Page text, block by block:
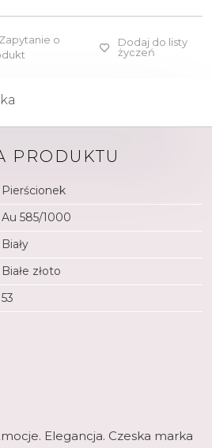
Zapytanie o
Dodaj do listy
życzeń
PRODUKTU
Pierścionek
Au 585/1000
Biały
Białe złoto
53
Elegancja. Czeska marka